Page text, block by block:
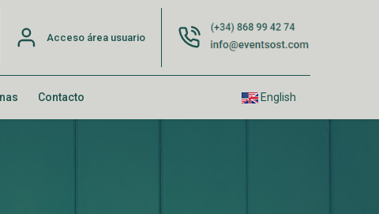
Acceso área usuario
Contacto English